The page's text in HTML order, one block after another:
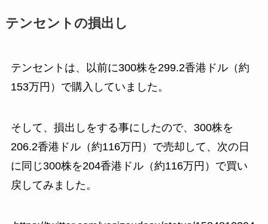
テンセントの損出し
テンセントは、以前に300株を299.2香港ドル（約
153万円）で購入していました。
そして、損出しをする事にしたので、300株を
206.2香港ドル（約116万円）で売却して、次の日
に同じ300株を204香港ドル（約116万円）で買い
戻してみました。